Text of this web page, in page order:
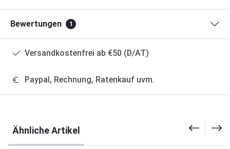
Bewertungen 1
Versandkostenfrei ab €50 (D/AT)
Paypal, Rechnung, Ratenkauf uvm.
Ähnliche Artikel